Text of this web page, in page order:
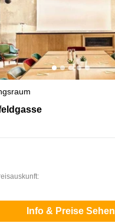
74, Wien
Info & Preise Sehen